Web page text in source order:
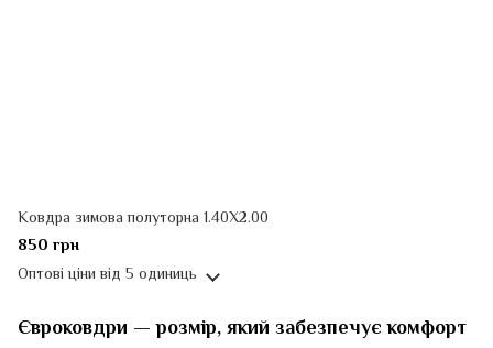
Ковдра зимова полуторна 1.40Х2.00
850 грн
Оптові ціни від 5 одиниць
Євроковдри — розмір, який забезпечує комфорт